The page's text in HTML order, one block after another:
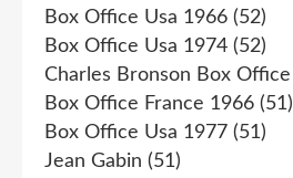
Box Office Usa 1966 (52)
Box Office Usa 1974 (52)
Charles Bronson Box Office
Box Office France 1966 (51)
Box Office Usa 1977 (51)
Jean Gabin (51)